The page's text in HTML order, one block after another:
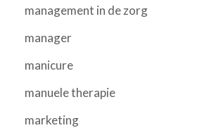
management in de zorg
manager
manicure
manuele therapie
marketing